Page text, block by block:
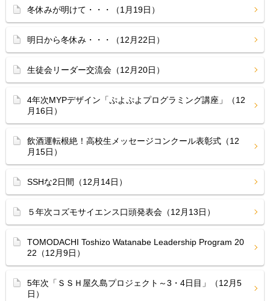
冬休みが明けて・・・（1月19日）
明日から冬休み・・・（12月22日）
生徒会リーダー交流会（12月20日）
4年次MYPデザイン「ぷよぷよプログラミング講座」（12
月16日）
飲酒運転根絶！高校生メッセージコンクール表彰式（12
月15日）
SSHな2日間（12月14日）
５年次コズモサイエンス口頭発表会（12月13日）
TOMODACHI Toshizo Watanabe Leadership Program 20
22（12月9日）
5年次「ＳＳＨ屋久島プロジェクト～3・4日目」（12月5
日）